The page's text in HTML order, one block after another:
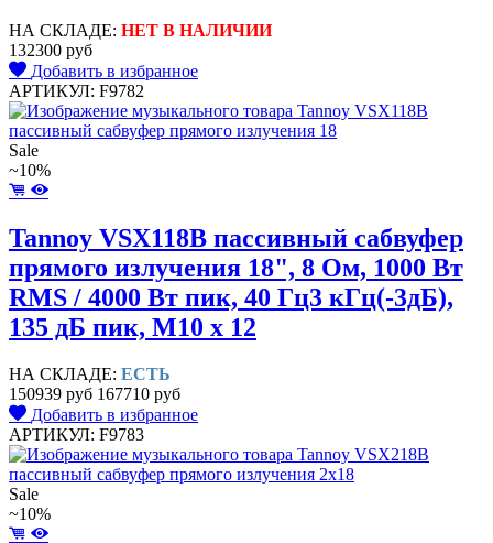
НА СКЛАДЕ: НЕТ В НАЛИЧИИ
132300 руб
Добавить в избранное
АРТИКУЛ: F9782
Sale
~10%
Tannoy VSX118B пассивный сабвуфер
прямого излучения 18", 8 Ом, 1000 Вт
RMS / 4000 Вт пик, 40 Гц3 кГц(-3дБ),
135 дБ пик, M10 x 12
НА СКЛАДЕ: ЕСТЬ
150939 руб 167710 руб
Добавить в избранное
АРТИКУЛ: F9783
Sale
~10%